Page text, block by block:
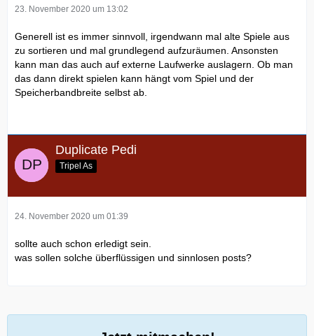
23. November 2020 um 13:02
Generell ist es immer sinnvoll, irgendwann mal alte Spiele aus
zu sortieren und mal grundlegend aufzuräumen. Ansonsten
kann man das auch auf externe Laufwerke auslagern. Ob man
das dann direkt spielen kann hängt vom Spiel und der
Speicherbandbreite selbst ab.
Duplicate Pedi
Tripel As
24. November 2020 um 01:39
sollte auch schon erledigt sein.
was sollen solche überflüssigen und sinnlosen posts?